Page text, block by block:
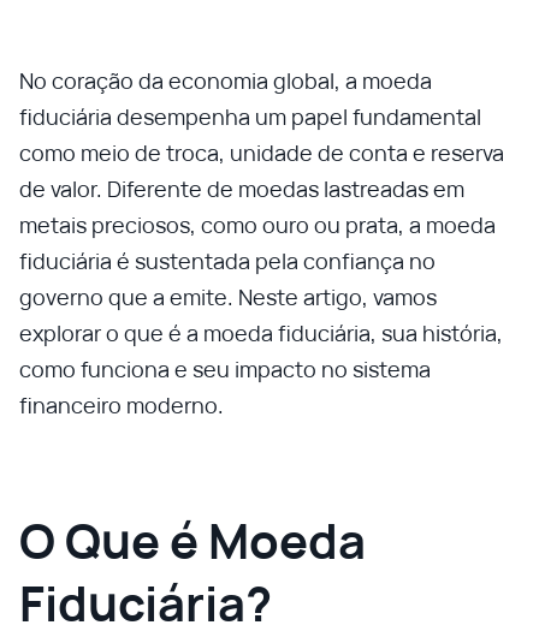
No coração da economia global, a moeda
fiduciária desempenha um papel fundamental
como meio de troca, unidade de conta e reserva
de valor. Diferente de moedas lastreadas em
metais preciosos, como ouro ou prata, a moeda
fiduciária é sustentada pela confiança no
governo que a emite. Neste artigo, vamos
explorar o que é a moeda fiduciária, sua história,
como funciona e seu impacto no sistema
financeiro moderno.
O Que é Moeda
Fiduciária?